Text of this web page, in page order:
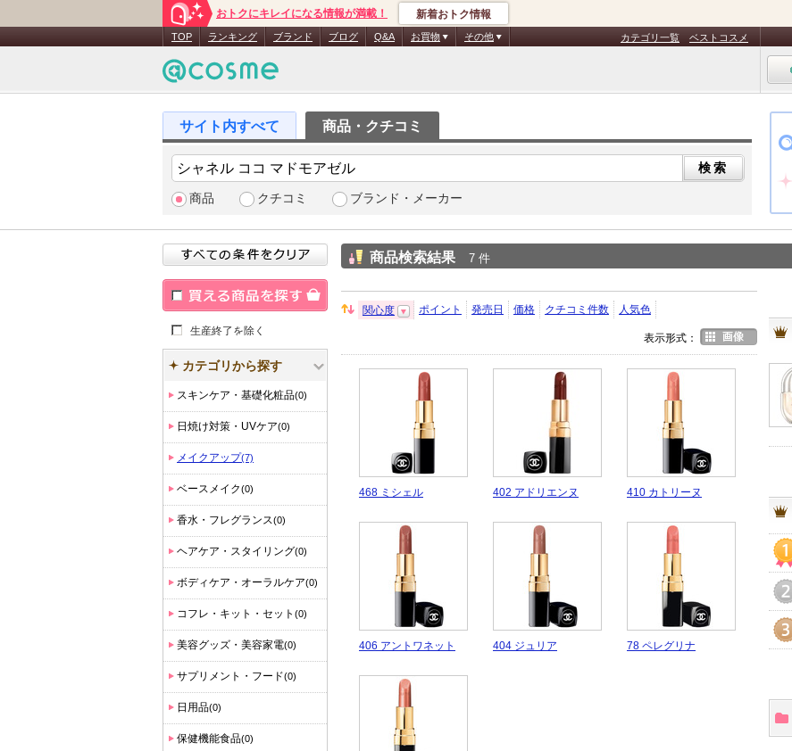
おトクにキレイになる情報が満載！ 新着おトク情報
TOP ランキング ブランド ブログ Q&A お買物 その他 カテゴリ一覧 ベストコスメ
商品・クチコミ
商品 クチコミ ブランド・メーカー
商品検索結果 7 件
関心度 ポイント 発売日 価格 クチコミ件数 人気色
表示形式：
画像
468 ミシェル 402 アドリエンヌ 410 カトリーヌ
406 アントワネット 404 ジュリア 78 ペレグリナ
1
2
3
買える商品を探す
生産終了を除く
カテゴリから探す
スキンケア・基礎化粧品(0)
日焼け対策・UVケア(0)
メイクアップ(7)
ベースメイク(0)
香水・フレグランス(0)
ヘアケア・スタイリング(0)
ボディケア・オーラルケア(0)
コフレ・キット・セット (0)
美容グッズ・美容家電(0)
サプリメント・フード(0)
日用品(0)
保健機能食品(0)